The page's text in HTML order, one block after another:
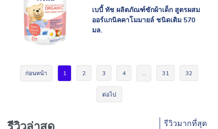
เบบี้ ทัช ผลิตภัณฑ์ซักผ้าเด็ก สูตรผสม
ออร์แกนิคคาโมมายล์ ชนิดเติม 570
มล.
ก่อนหน้า 1 2 3 4 … 31 32
ต่อไป
รีวิวล่าสุด รีวิวมากที่สุด